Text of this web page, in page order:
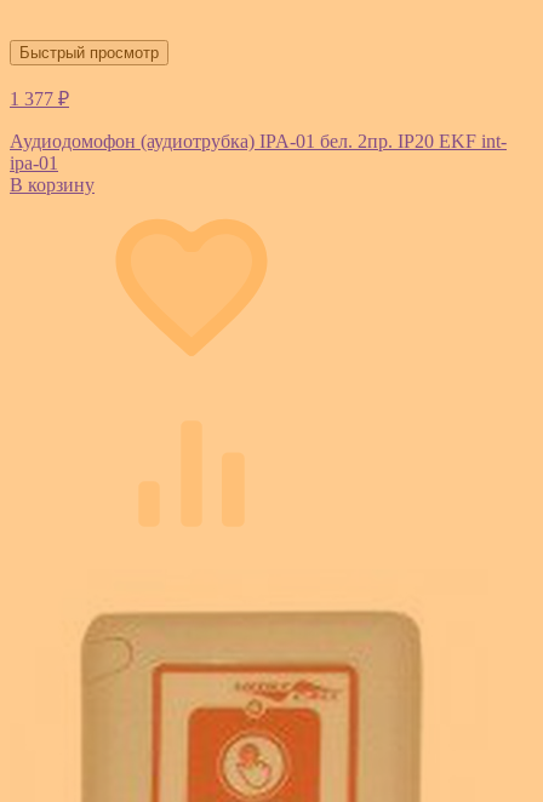
Быстрый просмотр
1 377 ₽
Аудиодомофон (аудиотрубка) IPA-01 бел. 2пр. IP20 EKF int-
ipa-01
В корзину